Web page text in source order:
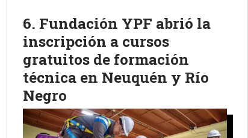
Fundación YPF abrió la
inscripción a cursos
gratuitos de formación
técnica en Neuquén y Río
Negro